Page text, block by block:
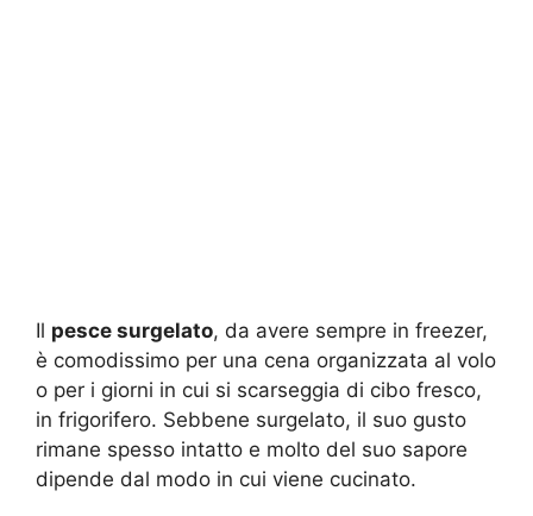
Il pesce surgelato, da avere sempre in freezer,
è comodissimo per una cena organizzata al volo
o per i giorni in cui si scarseggia di cibo fresco,
in frigorifero. Sebbene surgelato, il suo gusto
rimane spesso intatto e molto del suo sapore
dipende dal modo in cui viene cucinato.